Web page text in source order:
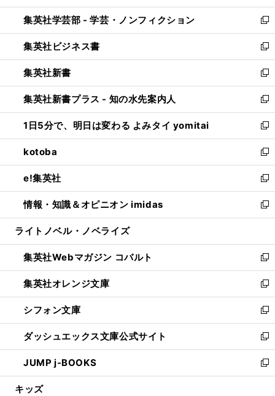
開
く
ウ
で
開
く
ン
ド
ウ
で
開
く
ウ
ィ
ン
ド
ウ
で
開
く
集英社学芸部 - 学芸・ノンフィクション
新
し
い
ウ
ィ
ン
ド
ウ
で
開
く
集英社ビジネス書
新
し
い
ウ
ィ
ン
ド
ウ
で
開
く
集英社新書
新
し
い
ウ
ィ
ン
ド
ウ
で
開
く
集英社新書プラス - 知の水先案内人
新
し
い
ウ
ィ
ン
ド
ウ
で
開
1日5分で、明日は変わる よみタイ yomitai
新
し
い
ウ
ィ
ン
ド
ウ
開
く
kotoba
新
し
い
ウ
ィ
ン
ウ
で
開
く
e!集英社
新
し
い
ウ
ン
ド
ウ
で
開
く
情報・知識＆オピニオン imidas
新
し
ウ
ィ
ン
ド
ウ
で
開
く
ライトノベル・ノベライズ
集英社Webマガジン コバルト
新
し
い
ウ
ィ
ン
ド
ウ
で
開
集英社オレンジ文庫
新
し
い
ウ
ィ
ン
ド
ウ
シフォン文庫
新
し
い
ウ
ィ
ン
ダッシュエックス文庫公式サイト
新
し
い
ウ
JUMP j-BOOKS
新
し
キッズ